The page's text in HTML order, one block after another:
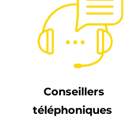
Conseillers
téléphoniques